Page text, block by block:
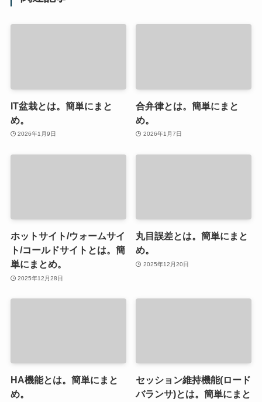
IT盆栽とは。簡単にまと
め。
2026年1月9日
合弁律とは。簡単にまと
め。
2026年1月7日
ホットサイト/ウォームサイ
ト/コールドサイトとは。簡
単にまとめ。
2025年12月28日
丸目誤差とは。簡単にまと
め。
2025年12月20日
HA機能とは。簡単にまと
め。
セッション維持機能(ロード
バランサ)とは。簡単にまと